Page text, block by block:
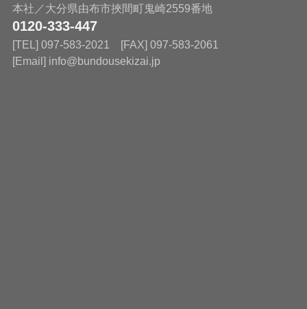
本社／大分県由布市挾間町鬼崎2559番地
0120-333-447
[TEL] 097-583-2021 [FAX] 097-583-2061
[Email] info@bundousekizai.jp